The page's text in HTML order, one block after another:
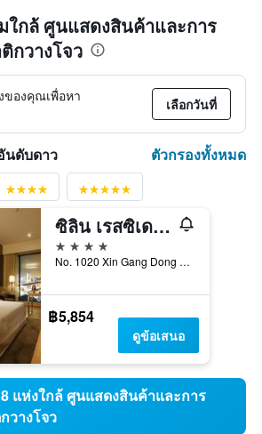
ใกล้ ศูนแสดงสินค้าและการ
กวางโจว
ของคุณเพื่อหา
เลือกวันที่
นดับดาว ตัวกรองทั้งหมด
ซิลิน เรสซิเดนซ์ โพลีเวิลด์ เทรดดิ้งเซ็นเตอร์
4 ดาว
No. 1020 Xin Gang Dong Rd, กว่างโจว, จีน
฿5,854
ดูข้อเสนอ
แห่งใกล้ ศูนแสดงสินค้าและการ
วางโจว